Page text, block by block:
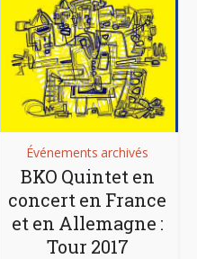
Événements archivés
BKO Quintet en
concert en France
et en Allemagne :
Tour 2017